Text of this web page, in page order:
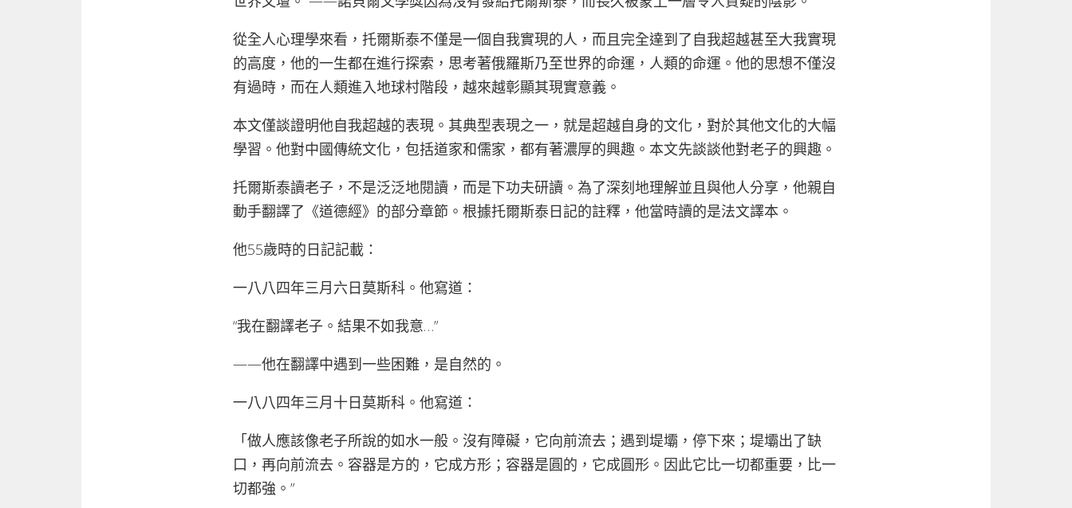
從全人心理學來看，托爾斯泰不僅是一個自我實現的人，而且完全達到了自我超越甚至大我實現
的高度，他的一生都在進行探索，思考著俄羅斯乃至世界的命運，人類的命運。他的思想不僅沒
有過時，而在人類進入地球村階段，越來越彰顯其現實意義。
本文僅談證明他自我超越的表現。其典型表現之一，就是超越自身的文化，對於其他文化的大幅
學習。他對中國傳統文化，包括道家和儒家，都有著濃厚的興趣。本文先談談他對老子的興趣。
托爾斯泰讀老子，不是泛泛地閱讀，而是下功夫研讀。為了深刻地理解並且與他人分享，他親自
動手翻譯了《道德經》的部分章節。根據托爾斯泰日記的註釋，他當時讀的是法文譯本。
他55歲時的日記記載：
一八八四年三月六日莫斯科。他寫道：
“我在翻譯老子。結果不如我意…”
——他在翻譯中遇到一些困難，是自然的。
一八八四年三月十日莫斯科。他寫道：
「做人應該像老子所說的如水一般。沒有障礙，它向前流去；遇到堤壩，停下來；堤壩出了缺
口，再向前流去。容器是方的，它成方形；容器是圓的，它成圓形。因此它比一切都重要，比一
切都強。”